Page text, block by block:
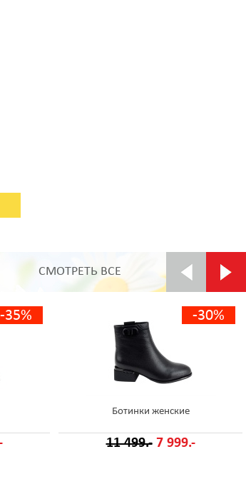
СМОТРЕТЬ ВСЕ
-35% -30%
Ботинки женские
11 499.- 7 999.-